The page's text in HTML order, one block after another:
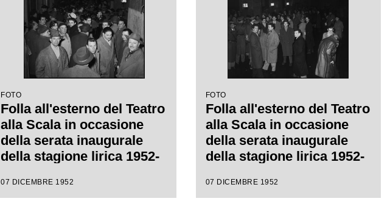
FOTO
Folla all'esterno del Teatro
alla Scala in occasione
della serata inaugurale
della stagione lirica 1952-
"Macbeth" di Giuseppe
07 DICEMBRE 1952
FOTO
Folla all'esterno del Teatro
alla Scala in occasione
della serata inaugurale
della stagione lirica 1952-
"Macbeth" di Giuseppe
07 DICEMBRE 1952